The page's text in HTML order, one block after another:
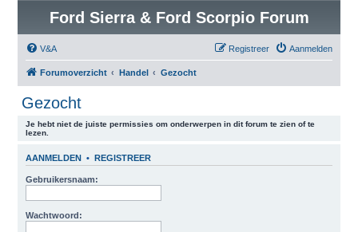
Ford Sierra & Ford Scorpio Forum
V&A Aanmelden
Registreer
Forumoverzicht Handel Gezocht
Gezocht
Je hebt niet de juiste permissies om onderwerpen in dit forum te zien of te
lezen.
AANMELDEN • REGISTREER
Gebruikersnaam:
Wachtwoord: